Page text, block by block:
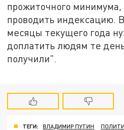
прожиточного минимума,
проводить индексацию.
месяцы текущего года
доплатить людям те
получили".
ТЕГИ: ВЛАДИМИР ПУТИН